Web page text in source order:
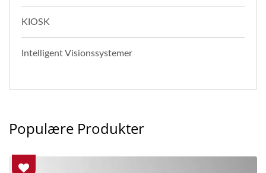
KIOSK
Intelligent Visionssystemer
Populære Produkter